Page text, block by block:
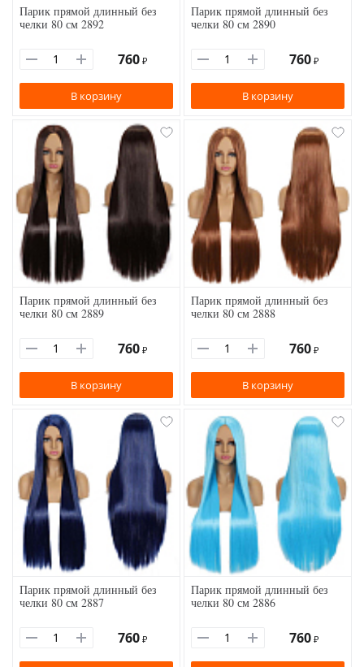
Парик прямой длинный без
челки 80 см 2892
760 ₽
В корзину
Парик прямой длинный без
челки 80 см 2890
760 ₽
В корзину
Парик прямой длинный без
челки 80 см 2889
760 ₽
В корзину
Парик прямой длинный без
челки 80 см 2888
760 ₽
В корзину
Парик прямой длинный без
челки 80 см 2887
760 ₽
Парик прямой длинный без
челки 80 см 2886
760 ₽